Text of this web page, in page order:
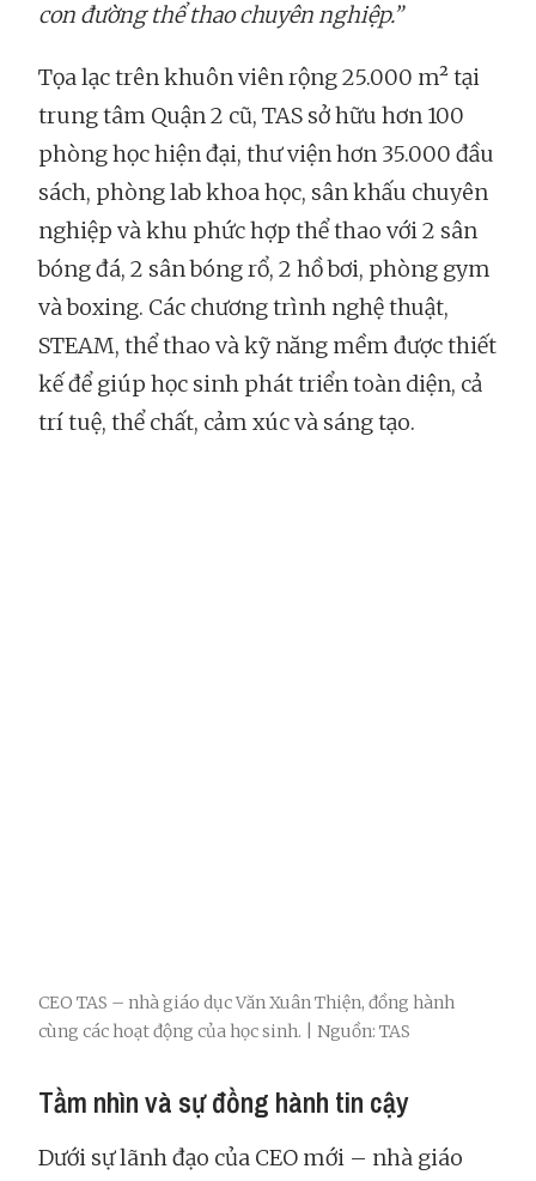
con đường thể thao chuyên nghiệp.”
Tọa lạc trên khuôn viên rộng 25.000 m² tại
trung tâm Quận 2 cũ, TAS sở hữu hơn 100
phòng học hiện đại, thư viện hơn 35.000 đầu
sách, phòng lab khoa học, sân khấu chuyên
nghiệp và khu phức hợp thể thao với 2 sân
bóng đá, 2 sân bóng rổ, 2 hồ bơi, phòng gym
và boxing. Các chương trình nghệ thuật,
STEAM, thể thao và kỹ năng mềm được thiết
kế để giúp học sinh phát triển toàn diện, cả
trí tuệ, thể chất, cảm xúc và sáng tạo.
CEO TAS – nhà giáo dục Văn Xuân Thiện, đồng hành
cùng các hoạt động của học sinh. | Nguồn: TAS
Tầm nhìn và sự đồng hành tin cậy
Dưới sự lãnh đạo của CEO mới – nhà giáo